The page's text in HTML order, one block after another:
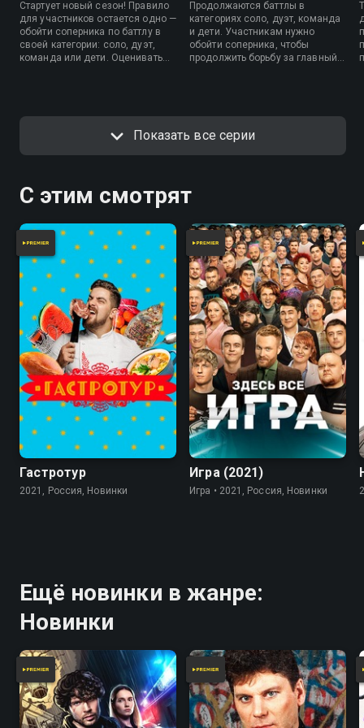
Стартует новый сезон! Правило
для участников остается одно —
обойти соперника по баттлу в
своей категории: соло, дуэт,
команда или дети. Оценивать
Продолжаются баттлы в
категориях соло, дуэт, команда
и дети. Участникам нужно
обойти соперника, чтобы
продолжить борьбу за главный
Показать все серии
С этим смотрят
Гастротур
2021, Россия, Новинки
7.8
Игра (2021)
Игра • 2021, Россия, Новинки
Ещё новинки в жанре:
Новинки